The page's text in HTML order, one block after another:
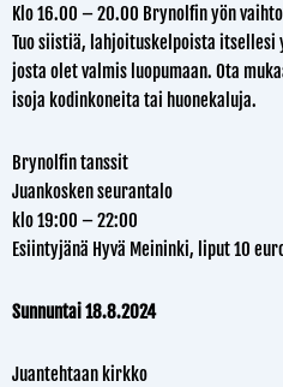
Klo 16.00 – 20.00 Brynolfin yön
Tuo siistiä, lahjoituskelpoista
josta olet valmis luopumaan. Ota
isoja kodinkoneita tai huonekaluja.
Brynolfin tanssit
Juankosken seurantalo
klo 19:00 – 22:00
Esiintyjänä Hyvä Meininki, liput 10
Sunnuntai 18.8.2024
Juantehtaan kirkko